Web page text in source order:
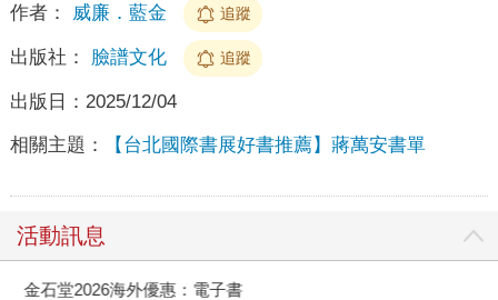
作者： 威廉．藍金 追蹤
出版社： 臉譜文化 追蹤
出版日： 2025/12/04
相關主題： 【台北國際書展好書推薦】蔣萬安書單
活動訊息
金石堂2026海外優惠：電子書